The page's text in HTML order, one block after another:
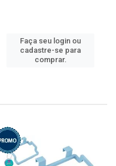
Faça seu login ou
cadastre-se para
comprar.